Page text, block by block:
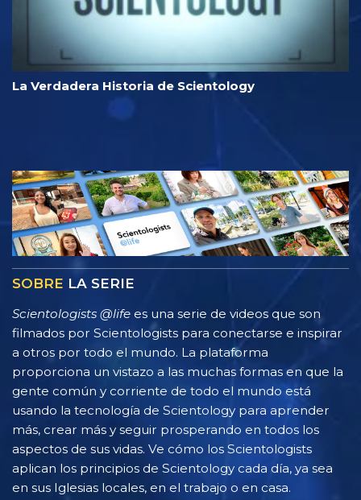
La Verdadera Historia de Scientology
SOBRE LA SERIE
Scientologists @life es una serie de videos que son
filmados por Scientologists para conectarse e inspirar
a otros por todo el mundo. La plataforma
proporciona un vistazo a las muchas formas en que la
gente común y corriente de todo el mundo está
usando la tecnología de Scientology para aprender
más, crear más y seguir prosperando en todos los
aspectos de sus vidas. Ve cómo los Scientologists
aplican los principios de Scientology cada día, ya sea
en sus Iglesias locales, en el trabajo o en casa.